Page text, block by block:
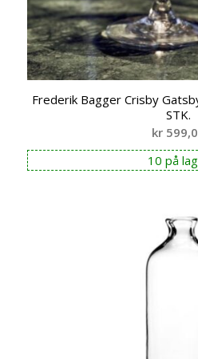
Frederik Bagger Crisby
STK.
kr
10 på